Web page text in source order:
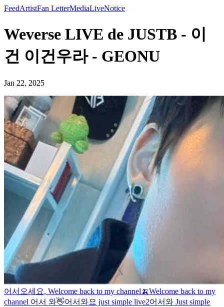
FeedArtistFan LetterMediaLiveNotice
Weverse LIVE de JUSTB - 이
건 이건우라 - GEONU
Jan 22, 2025
어서오세요, Welcome back to my channel🍌Welcome back to my
channel 어서 와👋어서와요 just simple live2어서와 Just simple